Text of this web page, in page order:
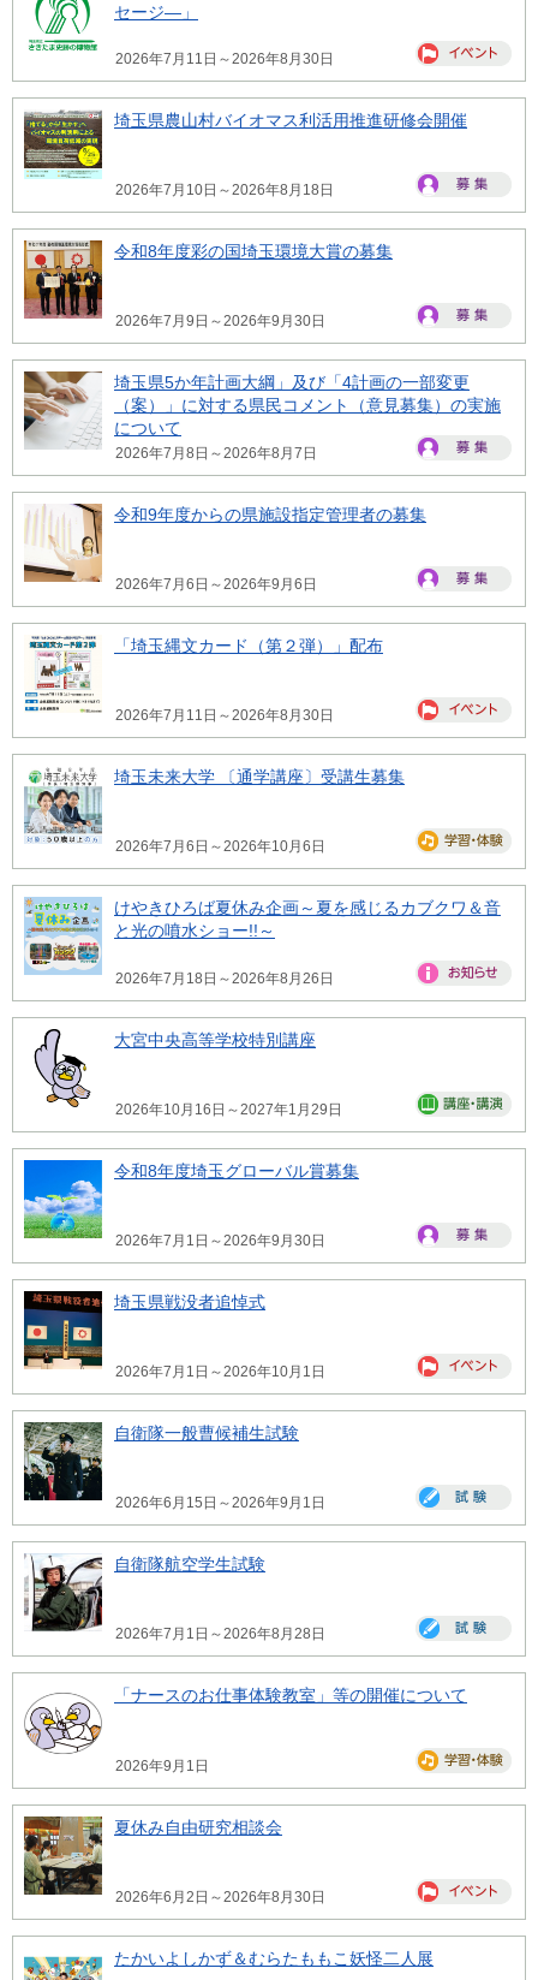
セージ―」
2026年7月11日～2026年8月30日
埼玉県農山村バイオマス利活用推進研修会開催
2026年7月10日～2026年8月18日
令和8年度彩の国埼玉環境大賞の募集
2026年7月9日～2026年9月30日
埼玉県5か年計画大綱」及び「4計画の一部変更
（案）」に対する県民コメント（意見募集）の実施
について
2026年7月8日～2026年8月7日
令和9年度からの県施設指定管理者の募集
2026年7月6日～2026年9月6日
「埼玉縄文カード（第２弾）」配布
2026年7月11日～2026年8月30日
埼玉未来大学 〔通学講座〕受講生募集
2026年7月6日～2026年10月6日
けやきひろば夏休み企画～夏を感じるカブクワ＆音
と光の噴水ショー!!～
2026年7月18日～2026年8月26日
大宮中央高等学校特別講座
2026年10月16日～2027年1月29日
令和8年度埼玉グローバル賞募集
2026年7月1日～2026年9月30日
埼玉県戦没者追悼式
2026年7月1日～2026年10月1日
自衛隊一般曹候補生試験
2026年6月15日～2026年9月1日
自衛隊航空学生試験
2026年7月1日～2026年8月28日
「ナースのお仕事体験教室」等の開催について
2026年9月1日
夏休み自由研究相談会
2026年6月2日～2026年8月30日
たかいよしかず＆むらたももこ妖怪二人展